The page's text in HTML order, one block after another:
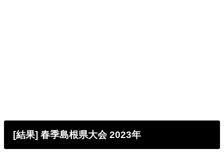
[結果] 春季島根県大会 2023年